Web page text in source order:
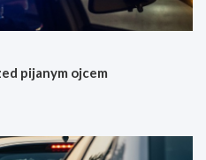
pijanym ojcem